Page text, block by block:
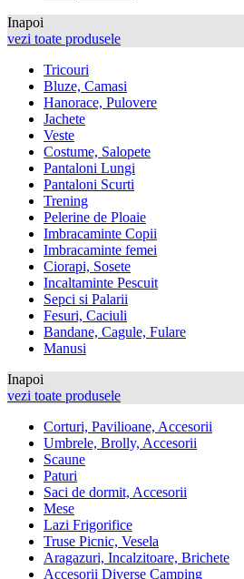
Inapoi
vezi toate produsele
Tricouri
Bluze, Camasi
Hanorace, Pulovere
Jachete
Veste
Costume, Salopete
Pantaloni Lungi
Pantaloni Scurti
Trening
Pelerine de Ploaie
Imbracaminte Copii
Imbracaminte femei
Ciorapi, Sosete
Incaltaminte Pescuit
Sepci si Palarii
Fesuri, Caciuli
Bandane, Cagule, Fulare
Manusi
Inapoi
vezi toate produsele
Corturi, Pavilioane, Accesorii
Umbrele, Brolly, Accesorii
Scaune
Paturi
Saci de dormit, Accesorii
Mese
Lazi Frigorifice
Truse Picnic, Vesela
Aragazuri, Incalzitoare, Brichete
Accesorii Diverse Camping